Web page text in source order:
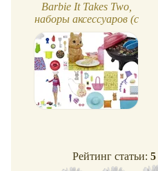
Barbie It Takes Two,
наборы аксессуаров (с
питомцами!)
Рейтинг статьи: 5